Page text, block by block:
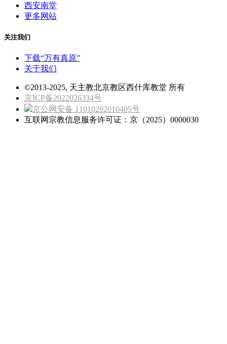
西安南堂
更多网站
关注我们
下载“万有真原”
关于我们
©2013-2025, 天主教北京教区西什库教堂 所有
京ICP备2022026334号
京公网安备 11010202010405号
互联网宗教信息服务许可证：京（2025）0000030